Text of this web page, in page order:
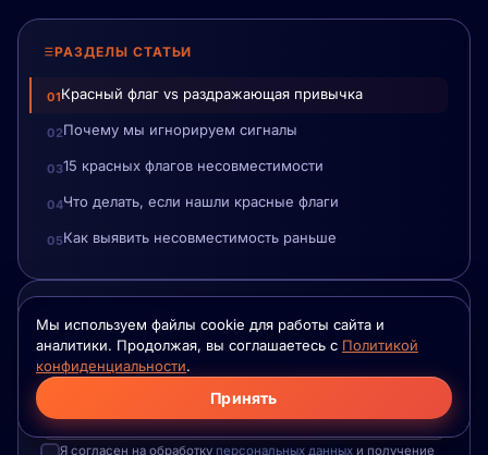
РАЗДЕЛЫ СТАТЬИ
Красный флаг vs раздражающая привычка
Почему мы игнорируем сигналы
15 красных флагов несовместимости
Что делать, если нашли красные флаги
Как выявить несовместимость раньше
Подпишитесь на новости ФилоФлейм — лучшие статьи о
психологии отношений и запуск приложения.
Я согласен на обработку персональных данных и получение
Мы используем файлы cookie для работы сайта и
аналитики. Продолжая, вы соглашаетесь с Политикой
конфиденциальности.
Принять